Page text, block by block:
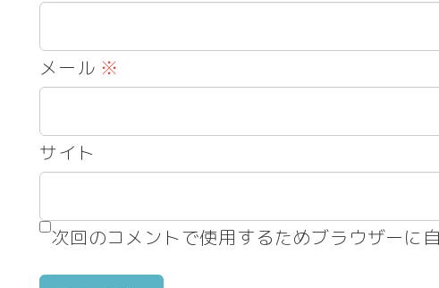
メール ※
サイト
次回のコメントで使用するためブラウザーに